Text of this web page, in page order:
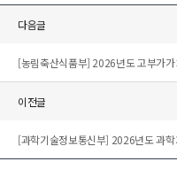
다음글
[농림축산식품부] 2026년도 고부가
이전글
[과학기술정보통신부] 2026년도 과